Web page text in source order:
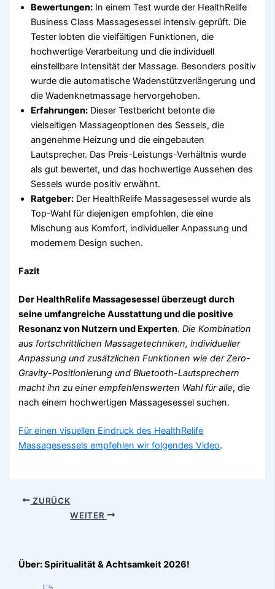
Bewertungen: In einem Test wurde der HealthRelife
Business Class Massagesessel intensiv geprüft. Die
Tester lobten die vielfältigen Funktionen, die
hochwertige Verarbeitung und die individuell
einstellbare Intensität der Massage. Besonders positiv
wurde die automatische Wadenstützverlängerung und
die Wadenknetmassage hervorgehoben.
Erfahrungen: Dieser Testbericht betonte die
vielseitigen Massageoptionen des Sessels, die
angenehme Heizung und die eingebauten
Lautsprecher. Das Preis-Leistungs-Verhältnis wurde
als gut bewertet, und das hochwertige Aussehen des
Sessels wurde positiv erwähnt.
Ratgeber: Der HealthRelife Massagesessel wurde als
Top-Wahl für diejenigen empfohlen, die eine
Mischung aus Komfort, individueller Anpassung und
modernem Design suchen.
Fazit
Der HealthRelife Massagesessel überzeugt durch
seine umfangreiche Ausstattung und die positive
Resonanz von Nutzern und Experten.Die Kombination
aus fortschrittlichen Massagetechniken, individueller
Anpassung und zusätzlichen Funktionen wie der Zero-
Gravity-Positionierung und Bluetooth-Lautsprechern
macht ihn zu einer empfehlenswerten Wahl für alle, die
nach einem hochwertigen Massagesessel suchen.
Für einen visuellen Eindruck des HealthRelife
Massagesessels empfehlen wir folgendes Video.
ZURÜCK
WEITER
Über: Spiritualität & Achtsamkeit 2026!